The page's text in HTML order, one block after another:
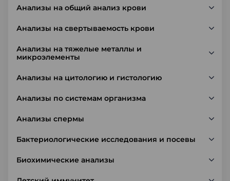
Анализы на общий анализ крови
Анализы на свертываемость крови
Анализы на тяжелые металлы и
микроэлементы
Анализы на цитологию и гистологию
Анализы по системам организма
Анализы спермы
Бактериологические исследования и посевы
Биохимические анализы